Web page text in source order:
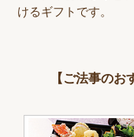
けるギフトです。
【ご法事のお